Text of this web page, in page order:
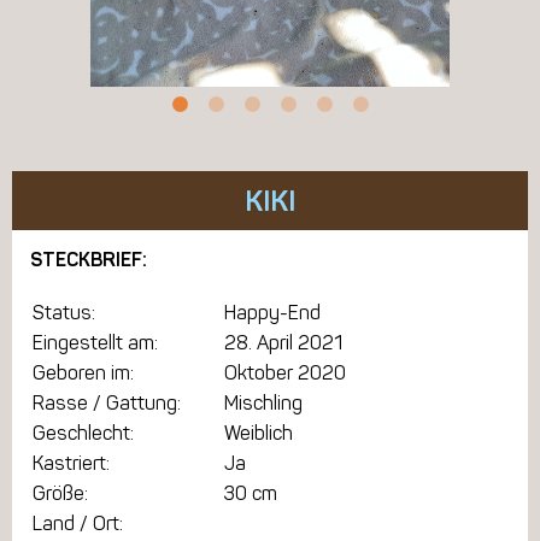
KIKI
STECKBRIEF:
Status:
Happy-End
Eingestellt am:
28. April 2021
Geboren im:
Oktober 2020
Rasse / Gattung:
Mischling
Geschlecht:
Weiblich
Kastriert:
Ja
Größe:
30 cm
Land / Ort: